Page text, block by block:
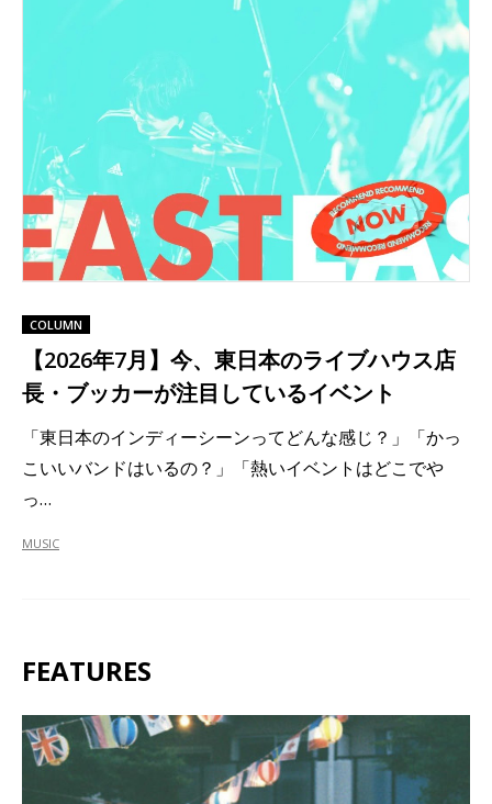
COLUMN
【2026年7月】今、東日本のライブハウス店
長・ブッカーが注目しているイベント
「東日本のインディーシーンってどんな感じ？」「かっ
こいいバンドはいるの？」「熱いイベントはどこでや
っ…
MUSIC
FEATURES